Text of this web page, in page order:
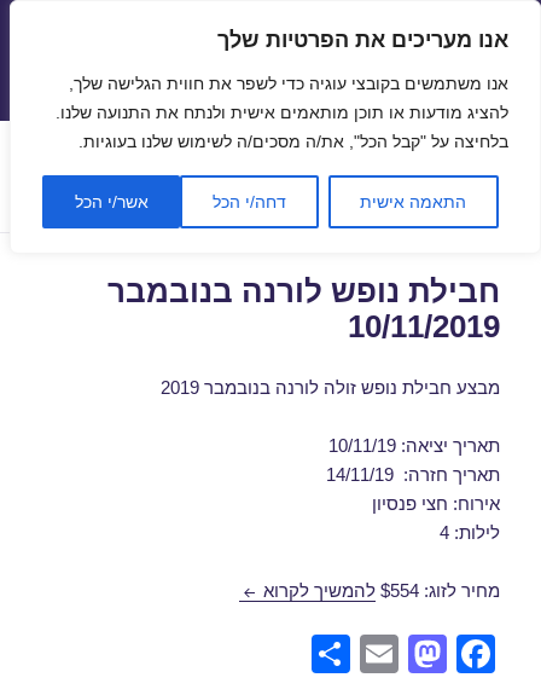
אנו מעריכים את הפרטיות שלך
אנו משתמשים בקובצי עוגיה כדי לשפר את חווית הגלישה שלך,
להציג מודעות או תוכן מותאמים אישית ולנתח את התנועה שלנו.
בלחיצה על "קבל הכל", את/ה מסכים/ה לשימוש שלנו בעוגיות.
התאמה אישית דחה/י הכל אשר/י הכל
תפריטים
ווידג'טים
תגית:נופש בורנה בזול
חבילת נופש לורנה בנובמבר
10/11/2019
מבצע חבילת נופש זולה לורנה בנובמבר 2019
תאריך יציאה: 10/11/19
תאריך חזרה: 14/11/19
אירוח: חצי פנסיון
לילות: 4
מחיר לזוג: $554 להמשיך לקרוא חבילת נופש לורנה בנובמבר 10/11/2019
F
M
E